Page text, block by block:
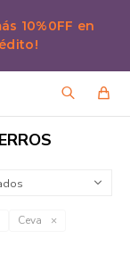
10%0FF en
Ceva